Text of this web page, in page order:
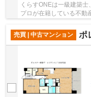
くらすONEは一級建築
プロが在籍している不動
売買 | 中古マンション
ポ